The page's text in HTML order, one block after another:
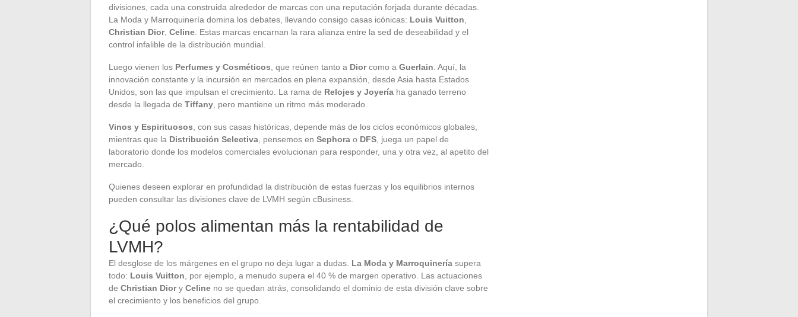
divisiones, cada una construida alrededor de marcas con una reputación forjada durante décadas.
La Moda y Marroquinería domina los debates, llevando consigo casas icónicas: Louis Vuitton
Christian Dior, Celine . Estas marcas encarnan la rara alianza entre la sed de deseabilidad y el
control infalible de la distribución mundial.
Luego vienen los Perfumes y Cosméticos , que reúnen tanto a Diorcomo a Guerlain . Aquí, la
innovación constante y la incursión en mercados en plena expansión, desde Asia hasta Estados
Unidos, son las que impulsan el crecimiento. La rama de Relojes y Joyería ha ganado terreno
desde la llegada de Tiffany , pero mantiene un ritmo más moderado.
Vinos y Espirituosos , con sus casas históricas, depende más de los ciclos económicos globales,
mientras que la Distribución Selectiva , pensemos en Sephora o DFS , juega un papel de
laboratorio donde los modelos comerciales evolucionan para responder, una y otra vez, al apetito del
mercado.
Quienes deseen explorar en profundidad la distribución de estas fuerzas y los equilibrios internos
pueden consultar las divisiones clave de LVMH según cBusiness.
¿Qué polos alimentan más la rentabilidad de
LVMH?
El desglose de los márgenes en el grupo no deja lugar a dudas. La Moda y Marroquinería supera
todo: Louis Vuitton , por ejemplo, a menudo supera el 40 % de margen operativo. Las actuaciones
de Christian Diory Celine no se quedan atrás, consolidando el dominio de esta división clave sobre
el crecimiento y los beneficios del grupo.